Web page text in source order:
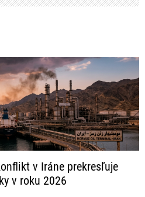
v Iráne prekresľuje
v roku 2026